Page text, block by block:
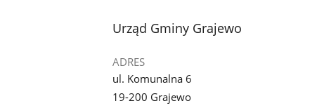
stopka
Urząd Gminy Grajewo
ADRES
ul. Komunalna 6
19-200 Grajewo